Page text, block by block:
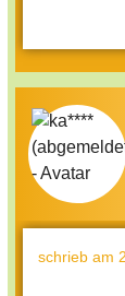
schrieb am